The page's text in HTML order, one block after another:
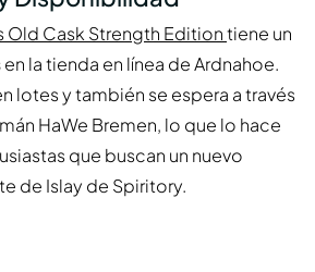
Old Cask Strength Editiontiene un
en la tienda en línea de Ardnahoe.
lotes y también se espera a través
HaWe Bremen, lo que lo hace
que buscan un nuevo
de Islay de Spiritory.